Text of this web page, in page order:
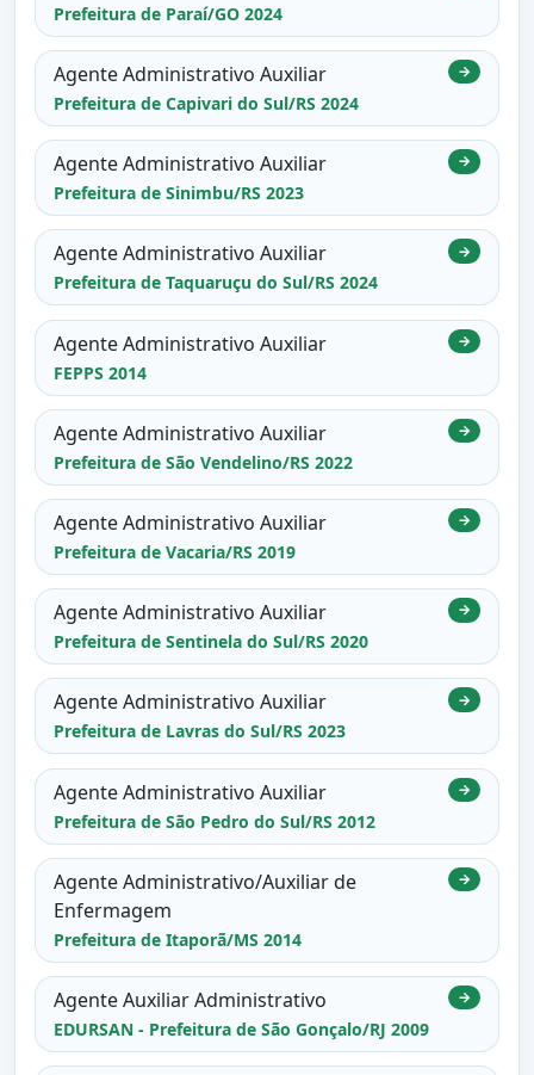
Prefeitura de Paraí/GO 2024
Agente Administrativo Auxiliar
Prefeitura de Capivari do Sul/RS 2024
→
Agente Administrativo Auxiliar
Prefeitura de Sinimbu/RS 2023
→
Agente Administrativo Auxiliar
Prefeitura de Taquaruçu do Sul/RS 2024
→
Agente Administrativo Auxiliar
FEPPS 2014
→
Agente Administrativo Auxiliar
Prefeitura de São Vendelino/RS 2022
→
Agente Administrativo Auxiliar
Prefeitura de Vacaria/RS 2019
→
Agente Administrativo Auxiliar
Prefeitura de Sentinela do Sul/RS 2020
→
Agente Administrativo Auxiliar
Prefeitura de Lavras do Sul/RS 2023
→
Agente Administrativo Auxiliar
Prefeitura de São Pedro do Sul/RS 2012
→
Agente Administrativo/Auxiliar de
Enfermagem
Prefeitura de Itaporã/MS 2014
→
Agente Auxiliar Administrativo
EDURSAN - Prefeitura de São Gonçalo/RJ 2009
→